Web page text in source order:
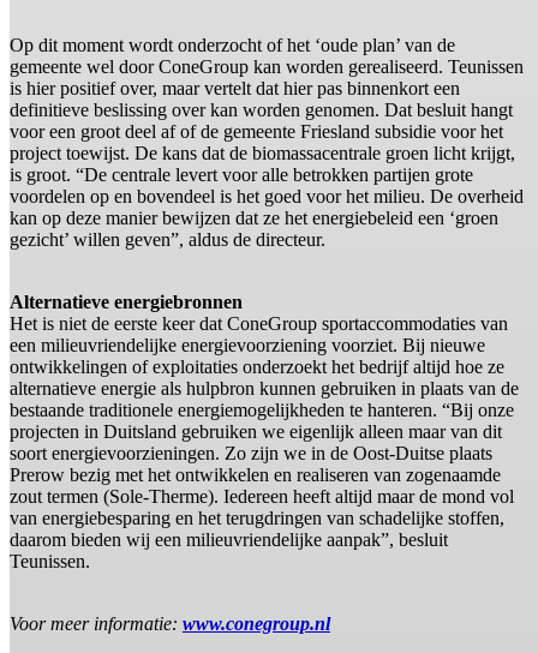
Op dit moment wordt onderzocht of het ‘oude plan’ van de
gemeente wel door ConeGroup kan worden gerealiseerd. Teunissen
is hier positief over, maar vertelt dat hier pas binnenkort een
definitieve beslissing over kan worden genomen. Dat besluit hangt
voor een groot deel af of de gemeente Friesland subsidie voor het
project toewijst. De kans dat de biomassacentrale groen licht krijgt,
is groot. “De centrale levert voor alle betrokken partijen grote
voordelen op en bovendeel is het goed voor het milieu. De overheid
kan op deze manier bewijzen dat ze het energiebeleid een ‘groen
gezicht’ willen geven”, aldus de directeur.
Alternatieve energiebronnen
Het is niet de eerste keer dat ConeGroup sportaccommodaties van
een milieuvriendelijke energievoorziening voorziet. Bij nieuwe
ontwikkelingen of exploitaties onderzoekt het bedrijf altijd hoe ze
alternatieve energie als hulpbron kunnen gebruiken in plaats van de
bestaande traditionele energiemogelijkheden te hanteren. “Bij onze
projecten in Duitsland gebruiken we eigenlijk alleen maar van dit
soort energievoorzieningen. Zo zijn we in de Oost-Duitse plaats
Prerow bezig met het ontwikkelen en realiseren van zogenaamde
zout termen (Sole-Therme). Iedereen heeft altijd maar de mond vol
van energiebesparing en het terugdringen van schadelijke stoffen,
daarom bieden wij een milieuvriendelijke aanpak”, besluit
Teunissen.
Voor meer informatie: www.conegroup.nl